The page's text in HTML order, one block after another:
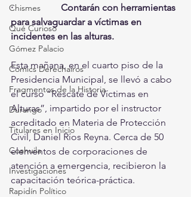
Chismes
Qué Curioso
Gómez Palacio
Comics Derechairos
Fragmentos de la Historia
Durango
Titulares en Inicio
Coahuila
Investigaciones
Rapidín Político
·                    Contarán con herramientas
para salvaguardar a víctimas en
incidentes en las alturas.
Esta mañana, en el cuarto piso de la
Presidencia Municipal, se llevó a cabo
el curso “Rescate de Víctimas en
Alturas”, impartido por el instructor
acreditado en Materia de Protección
Civil, Daniel Ríos Reyna. Cerca de 50
elementos de corporaciones de
atención a emergencia, recibieron la
capacitación teórica-práctica.